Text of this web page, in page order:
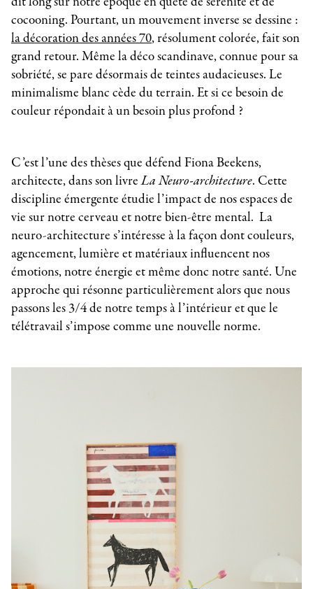
cocooning. Pourtant, un mouvement inverse se dessine :
la décoration des années 70, résolument colorée, fait son
grand retour. Même la déco scandinave, connue pour sa
sobriété, se pare désormais de teintes audacieuses. Le
minimalisme blanc cède du terrain. Et si ce besoin de
couleur répondait à un besoin plus profond ?
C’est l’une des thèses que défend Fiona Beekens,
architecte, dans son livreLa Neuro-architecture. Cette
discipline émergente étudie l’impact de nos espaces de
vie sur notre cerveau et notre bien-être mental. La
neuro-architecture s’intéresse à la façon dont couleurs,
agencement, lumière et matériaux influencent nos
émotions, notre énergie et même donc notre santé. Une
approche qui résonne particulièrement alors que nous
passons les 3/4 de notre temps à l’intérieur et que le
télétravail s’impose comme une nouvelle norme.